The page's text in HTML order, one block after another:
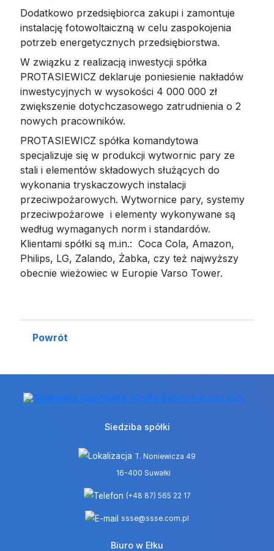
Dodatkowo przedsiębiorca zakupi i zamontuje
instalację fotowoltaiczną w celu zaspokojenia
potrzeb energetycznych przedsiębiorstwa.
W związku z realizacją inwestycji spółka
PROTASIEWICZ deklaruje poniesienie nakładów
inwestycyjnych w wysokości 4 000 000 zł
zwiększenie dotychczasowego zatrudnienia o 2
nowych pracowników.
PROTASIEWICZ spółka komandytowa
specjalizuje się w produkcji wytwornic pary ze
stali i elementów składowych służących do
wykonania tryskaczowych instalacji
przeciwpożarowych. Wytwornice pary, systemy
przeciwpożarowe i elementy wykonywane są
według wymaganych norm i standardów.
Klientami spółki są m.in.: Coca Cola, Amazon,
Philips, LG, Zalando, Żabka, czy też najwyższy
obecnie wieżowiec w Europie Varso Tower.
Powrót
Siedziba spółki
T. Noniewicza 49
16-400 Suwałki
(+48 87) 565 22 17
ssse@ssse.com.pl
Biuro w Ełku